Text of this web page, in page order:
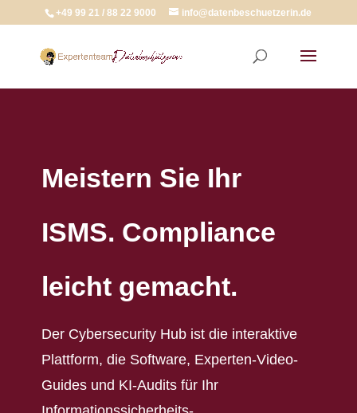
+49 99 21 / 88 22 9000 info@datenbeschuetzerin.de
Meistern Sie Ihr
ISMS. Compliance
leicht gemacht.
Der Cybersecurity Hub ist die interaktive
Plattform, die Software, Experten-Video-
Guides und KI-Audits für Ihr